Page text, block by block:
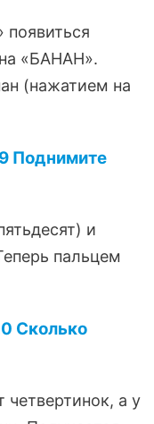
«БАНАН».
(нажатием на
Поднимите
и
пальцем
Сколько
четвертинок, а у